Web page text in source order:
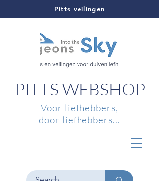
Pitts veilingen
PITTS WEBSHOP
Voor liefhebbers,
door liefhebbers...